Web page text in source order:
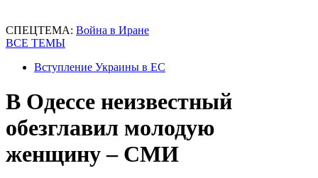
СПЕЦТЕМА: Война в Иране
ВСЕ ТЕМЫ
Вступление Украины в ЕС
В Одессе неизвестный
обезглавил молодую
женщину – СМИ